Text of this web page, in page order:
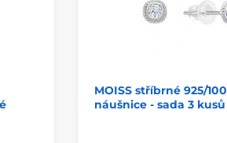
MOISS stříbrné 925/
náušnice - sada 3 kusů